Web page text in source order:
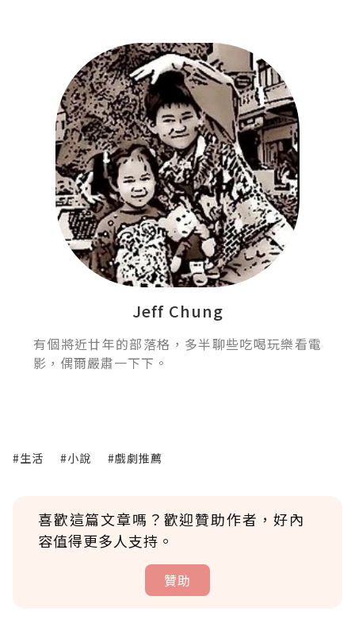
Jeff Chung
有個將近廿年的部落格，多半聊些吃喝玩樂看電
影，偶爾嚴肅一下下。
#生活 #小說 #戲劇推薦
喜歡這篇文章嗎？歡迎贊助作者，好內
容值得更多人支持。
贊助